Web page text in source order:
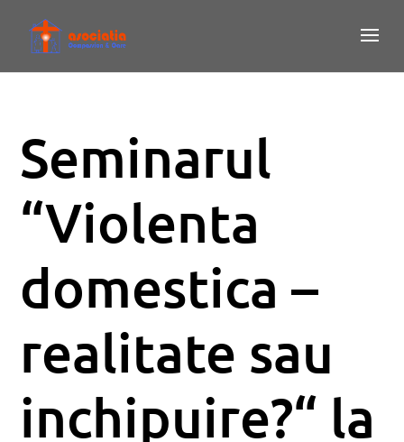
Seminarul
“Violenta
domestica –
realitate sau
inchipuire?“ la